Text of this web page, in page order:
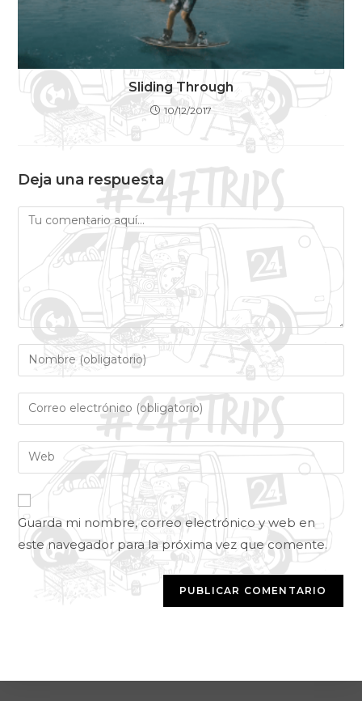
Sliding Through
10/12/2017
Deja una respuesta
Guarda mi nombre, correo electrónico y web en
este navegador para la próxima vez que comente.